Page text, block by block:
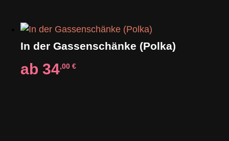
In der Gassenschänke (Polka)
ab34,00€